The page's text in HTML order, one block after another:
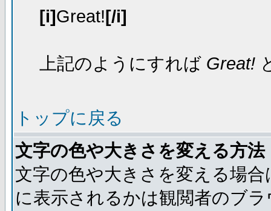
[i]Great![/i]
上記のようにすれば Great!
トップに戻る
文字の色や大きさを変える方法
文字の色や大きさを変える場
に表示されるかは観閲者のブ